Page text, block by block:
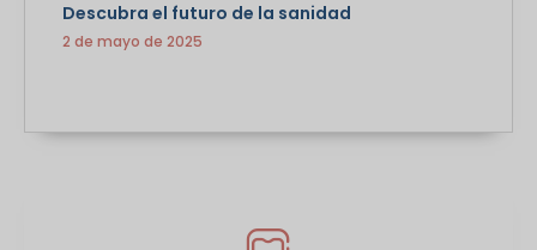
Descubra el futuro de la sanidad
2 de mayo de 2025